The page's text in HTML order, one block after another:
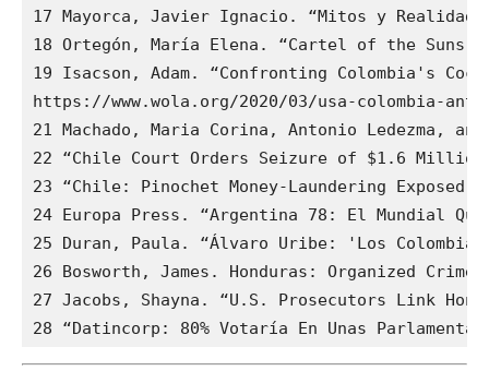
17 Mayorca, Javier Ignacio. “Mitos y
18 Ortegón, María Elena. “Cartel of the
19 Isacson, Adam. “Confronting Colombia's
https://www.wola.org/2020/03/usa-colombia-
21 Machado, Maria Corina, Antonio Ledezma,
22 “Chile Court Orders Seizure of $1.6 Million
23 “Chile: Pinochet Money-Laundering
24 Europa Press. “Argentina 78: El Mundial
25 Duran, Paula. “Álvaro Uribe: 'Los
26 Bosworth, James. Honduras: Organized
27 Jacobs, Shayna. “U.S. Prosecutors Link
28 “Datincorp: 80% Votaría En Unas